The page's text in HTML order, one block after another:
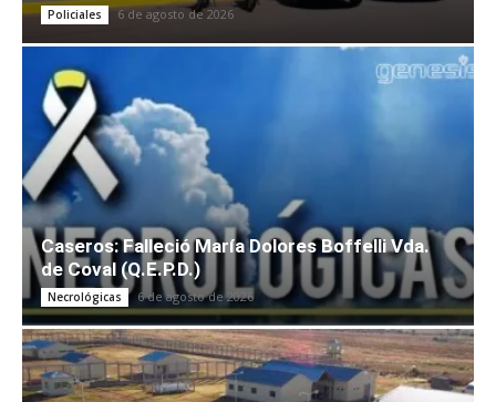
Policiales 6 de agosto de 2026
Caseros: Falleció María Dolores Boffelli Vda.
de Coval (Q.E.P.D.)
Necrológicas 6 de agosto de 2026